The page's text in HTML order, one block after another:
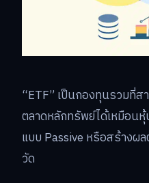
“ETF” เป็นกองทุนรวมที่ส
ตลาดหลักทรัพย์ได้เหมือน
แบบ Passive หรือสร้างผ
วัด